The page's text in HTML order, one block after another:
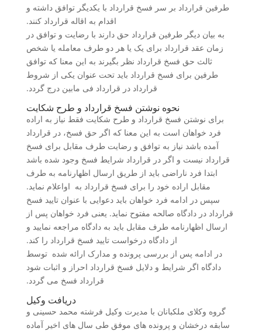
طرفین قرارداد بر سر فسخ قرارداد با یکدیگر توافق داشته و
اقدام به اقاله قرارداد کنند.
به بیان دیگر طرفین قرارداد حق دارند با رضایت و توافق در
زمان عقد قرارداد برای یک یا هر دو طرف معامله یا شخص
ثالث حق فسخ قرارداد نظر بگیرند به این معنا که توافق
طرفین برای فسخ قرارداد باید تحت عنوان یکی از شروط
قرارداد در قرارداد فی مابین درج گردد.
نحوه نوشتن فسخ قرارداد و طرح شکایت
برای نوشتن فسخ قرارداد و طرح شکایت فقط نیاز به اراده
فرد خواهان است به این معنا که اگر حق فسخ، در قرارداد
آمده باشد نیاز به توافق و رضایت طرف مقابل برای فسخ
قرارداد نیست و اگر در قرارداد شرایط فسخ وجود شده باشد
ابتدا فرد ناراضی باید از طریق ارسال اظهارنامه به طرف
مقابل اراده خود را برای فسخ قرارداد به اواعلام نماید.
سپس در ادامه فرد خواهان باید دعوایی با عنوان تایید فسخ
قرارداد در دادگاه صالحه مفتوح نماید. یعنی فرد خواهان پس از
ارسال اظهارنامه طرف مقابل باید به دادگاه مراجعه نمایید و
از دادگاه درخواست تایید فسخ قرارداد را کند.
در ادامه پس از بررسی پرونده و مدارک ارائه شده توسط
دادگاه اگر شرایط و دلایل فسخ قرارداد احراز و اثبات شود
قرارداد فسخ می گردد.
دریافت وکیل
گروه وکلای ملکبانان با مدیرت وکیل فرشته محمد حسینی و
سابقه درخشان و پرونده های موفق طی سال های اخیر آماده